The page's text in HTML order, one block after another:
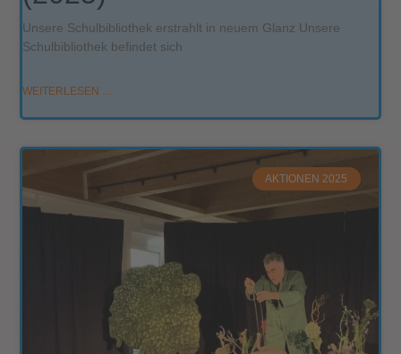
Unsere Schulbibliothek erstrahlt in neuem Glanz Unsere
Schulbibliothek befindet sich
WEITERLESEN …
AKTIONEN 2025